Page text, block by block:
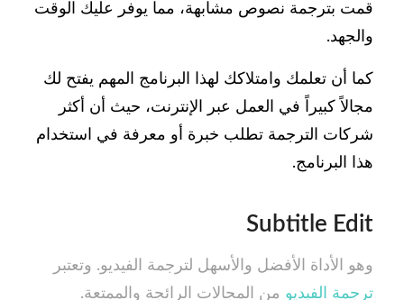
قمت بترجمة نصوص مشابهة، مما يوفر عليك الوقت
والجهد.
كما أن تعلمك وامتلاكك لهذا البرنامج المهم يفتح لك
مجالاً كبيراً في العمل عبر الإنترنت، حيث أن أكثر
شركات الترجمة تطلب خبرة أو معرفة في استخدام
هذا البرنامج.
Subtitle Edit
وهو الأداة الأفضل والأسهل لترجمة الفيديو. وتعتبر
ترجمة الفيديو من المجالات الرائجة والممتعة.